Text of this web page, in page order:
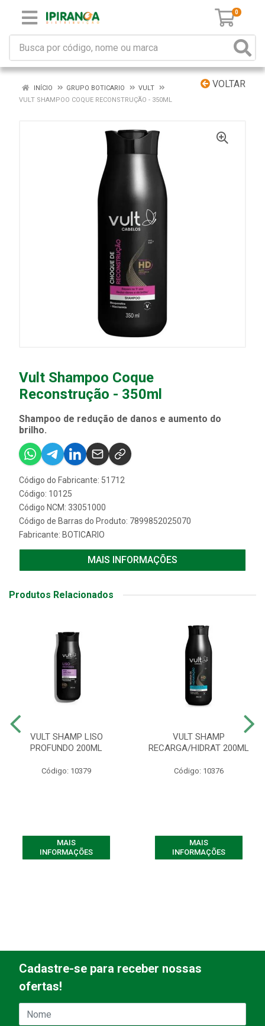
0
VOLTAR
INÍCIO GRUPO BOTICARIO
VULT
VULT SHAMPOO COQUE RECONSTRUÇÃO - 350ML
Vult Shampoo Coque
Reconstrução - 350ml
Shampoo de redução de danos e aumento do
brilho.
Código do Fabricante: 51712
Código: 10125
Código NCM: 33051000
Código de Barras do Produto: 7899852025070
Fabricante: BOTICARIO
MAIS INFORMAÇÕES
Produtos Relacionados
VULT SHAMP LISO
PROFUNDO 200ML
Código: 10379
MAIS
INFORMAÇÕES
VULT SHAMP
RECARGA/HIDRAT 200ML
Código: 10376
MAIS
INFORMAÇÕES
Cadastre-se para receber nossas
ofertas!